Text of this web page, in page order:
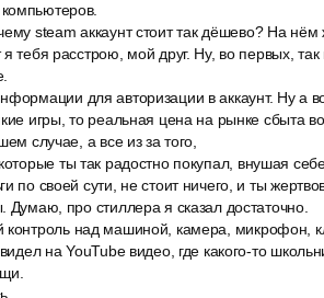
steam аккаунт стоит так дёшево? На
тебя расстрою, мой друг. Ну, во первых,
для авторизации в аккаунт. Ну а
игры, то реальная цена на рынке сбыта
случае, а все из за того,
ты так радостно покупал, внушая
по своей сути, не стоит ничего, и ты
Думаю, про стиллера я сказал достаточно.
над машиной, камера, микрофон,
на YouTube видео, где какого-то